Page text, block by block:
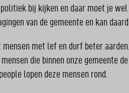
bij kijken en daar moet je
van de gemeente en kan
met lef en durf beter
die binnen onze gemeente
lopen deze mensen rond.